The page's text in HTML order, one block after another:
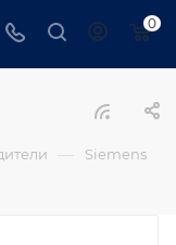
0
— Siemens